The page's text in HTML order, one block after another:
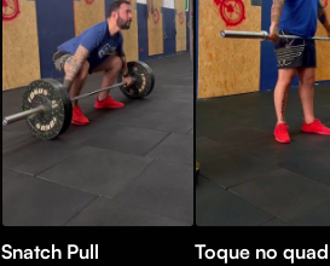
Snatch Pull Toque no